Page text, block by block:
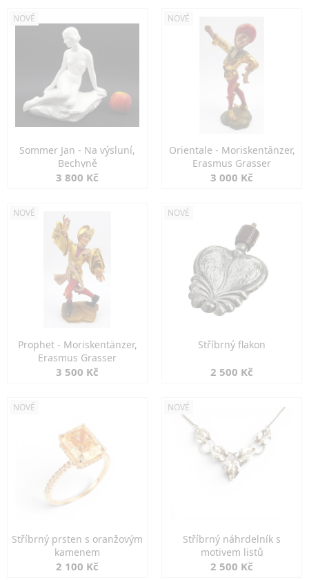
NOVÉ
Sommer Jan - Na výsluní,
Bechyně
3 800 Kč
NOVÉ
Orientale - Moriskentänzer,
Erasmus Grasser
3 000 Kč
NOVÉ
Prophet - Moriskentänzer,
Erasmus Grasser
3 500 Kč
NOVÉ
Stříbrný flakon
2 500 Kč
NOVÉ
Stříbrný prsten s oranžovým
kamenem
2 100 Kč
NOVÉ
Stříbrný náhrdelník s
motivem listů
2 500 Kč